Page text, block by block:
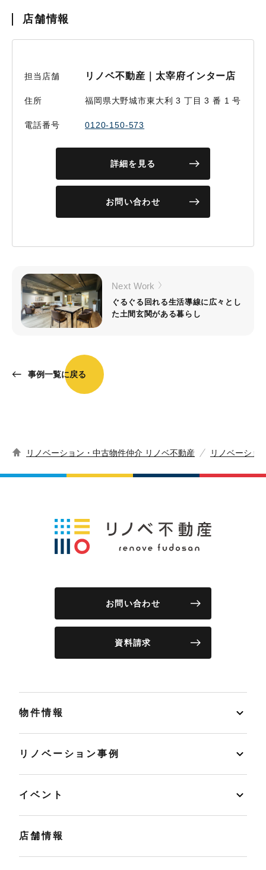
店舗情報
担当店舗 リノベ不動産｜太宰府インター店
住所 福岡県大野城市東大利 3 丁目 3 番 1 号
電話番号 0120-150-573
詳細を見る
お問い合わせ
事例一覧に戻る
Next Work
ぐるぐる回れる生活導線に広々とし
た土間玄関がある暮らし
リノベーション・中古物件仲介 リノベ不動産 リノベーショ
お問い合わせ
資料請求
物件情報
リノベーション事例
イベント
店舗情報